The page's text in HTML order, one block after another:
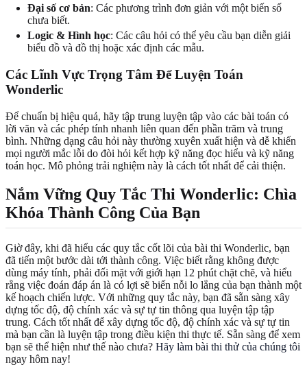
Đại số cơ bản: Các phương trình đơn giản với một biến số
chưa biết.
Logic & Hình học: Các câu hỏi có thể yêu cầu bạn diễn giải
biểu đồ và đồ thị hoặc xác định các mẫu.
Các Lĩnh Vực Trọng Tâm Để Luyện Toán
Wonderlic
Để chuẩn bị hiệu quả, hãy tập trung luyện tập vào các bài toán có
lời văn và các phép tính nhanh liên quan đến phần trăm và trung
bình. Những dạng câu hỏi này thường xuyên xuất hiện và dễ khiến
mọi người mắc lỗi do đòi hỏi kết hợp kỹ năng đọc hiểu và kỹ năng
toán học. Mô phỏng trải nghiệm này là cách tốt nhất để cải thiện.
Nắm Vững Quy Tắc Thi Wonderlic: Chìa
Khóa Thành Công Của Bạn
Giờ đây, khi đã hiểu các quy tắc cốt lõi của bài thi Wonderlic, bạn
đã tiến một bước dài tới thành công. Việc biết rằng không được
dùng máy tính, phải đối mặt với giới hạn 12 phút chặt chẽ, và hiểu
rằng việc đoán đáp án là có lợi sẽ biến nỗi lo lắng của bạn thành một
kế hoạch chiến lược. Với những quy tắc này, bạn đã sẵn sàng xây
dựng tốc độ, độ chính xác và sự tự tin thông qua luyện tập tập
trung. Cách tốt nhất để xây dựng tốc độ, độ chính xác và sự tự tin
mà bạn cần là luyện tập trong điều kiện thi thực tế. Sẵn sàng để xem
bạn sẽ thể hiện như thế nào chưa? Hãy làm bài thi thử của chúng tôi
ngay hôm nay!